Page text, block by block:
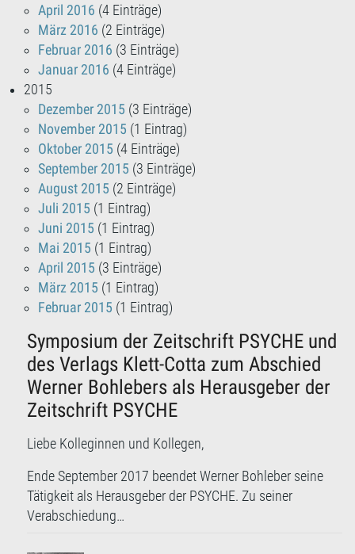
April 2016 (4 Einträge)
März 2016 (2 Einträge)
Februar 2016 (3 Einträge)
Januar 2016 (4 Einträge)
2015
Dezember 2015 (3 Einträge)
November 2015 (1 Eintrag)
Oktober 2015 (4 Einträge)
September 2015 (3 Einträge)
August 2015 (2 Einträge)
Juli 2015 (1 Eintrag)
Juni 2015 (1 Eintrag)
Mai 2015 (1 Eintrag)
April 2015 (3 Einträge)
März 2015 (1 Eintrag)
Februar 2015 (1 Eintrag)
Symposium der Zeitschrift PSYCHE und
des Verlags Klett-Cotta zum Abschied
Werner Bohlebers als Herausgeber der
Zeitschrift PSYCHE
Liebe Kolleginnen und Kollegen,
Ende September 2017 beendet Werner Bohleber seine
Tätigkeit als Herausgeber der PSYCHE. Zu seiner
Verabschiedung…